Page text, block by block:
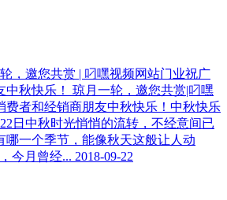
，邀您共赏 | 叼嘿视频网站门业祝广
秋快乐！
琼月一轮，邀您共赏|叼嘿
费者和经销商朋友中秋快乐！中秋快乐
日中秋时光悄悄的流转，不经意间已
哪一个季节，能像秋天这般让人动
今月曾经... 2018-09-22